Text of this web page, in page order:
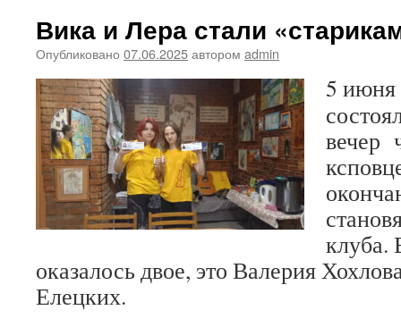
Вика и Лера стали
Опубликовано 07.06.2025автором admin
5
вечер
клуба.
оказалось двое, это Валерия
Елецких.